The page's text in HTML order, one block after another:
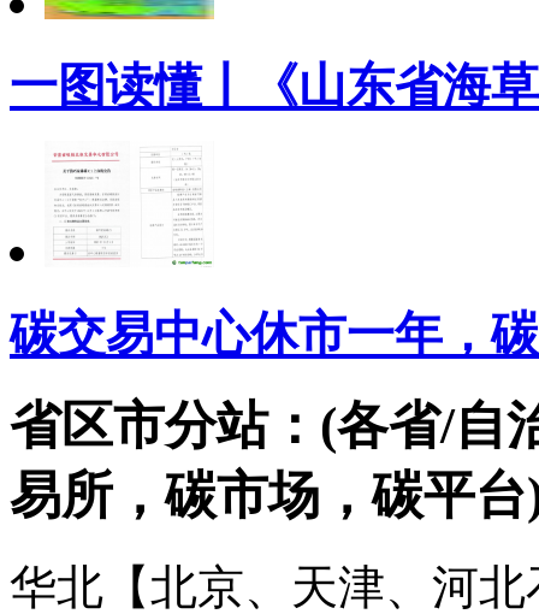
一图读懂丨《山东省海
碳交易中心休市一年，
省区市分站：(各省/自
易所，碳市场，碳平台
华北【北京、天津、河